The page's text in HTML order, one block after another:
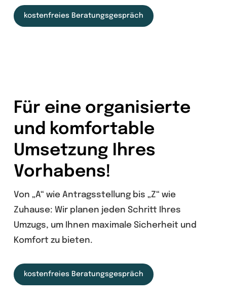
kostenfreies Beratungsgespräch
Für eine organisierte
und komfortable
Umsetzung Ihres
Vorhabens!
Von „A“ wie Antragsstellung bis „Z“ wie
Zuhause: Wir planen jeden Schritt Ihres
Umzugs, um Ihnen maximale Sicherheit und
Komfort zu bieten.
kostenfreies Beratungsgespräch